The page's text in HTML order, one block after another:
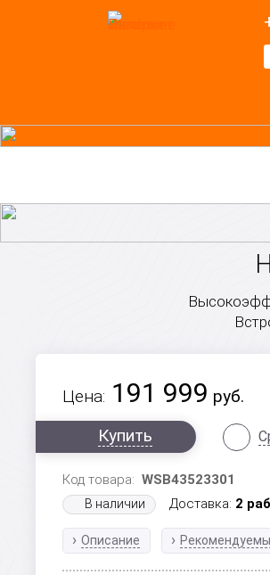
Цена: 191 999 руб.
Купить
Код товара:WSB43523301
В наличии Доставка: 2
Описание